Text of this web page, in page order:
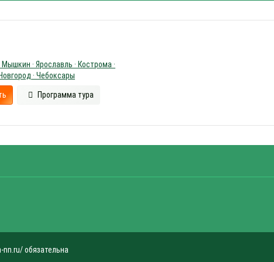
· Ярославль · Кострома ·
· Чебоксары
Программа тура
обязательна